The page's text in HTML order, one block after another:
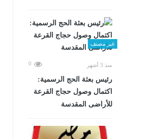
غير مصنف
منذ 3 أشهر 0
رئيس بعثة الحج الرسمية:
اكتمال وصول حجاج القرعة
للأراضى المقدسة